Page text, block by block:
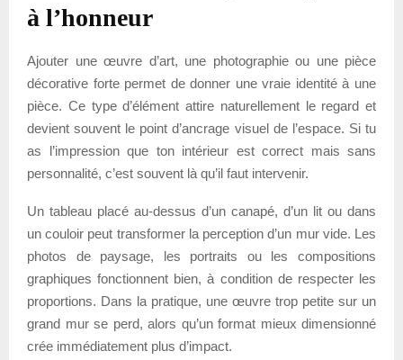
à l’honneur
Ajouter une œuvre d’art, une photographie ou une pièce
décorative forte permet de donner une vraie identité à une
pièce. Ce type d’élément attire naturellement le regard et
devient souvent le point d’ancrage visuel de l’espace. Si tu
as l’impression que ton intérieur est correct mais sans
personnalité, c’est souvent là qu’il faut intervenir.
Un tableau placé au-dessus d’un canapé, d’un lit ou dans
un couloir peut transformer la perception d’un mur vide. Les
photos de paysage, les portraits ou les compositions
graphiques fonctionnent bien, à condition de respecter les
proportions. Dans la pratique, une œuvre trop petite sur un
grand mur se perd, alors qu’un format mieux dimensionné
crée immédiatement plus d’impact.